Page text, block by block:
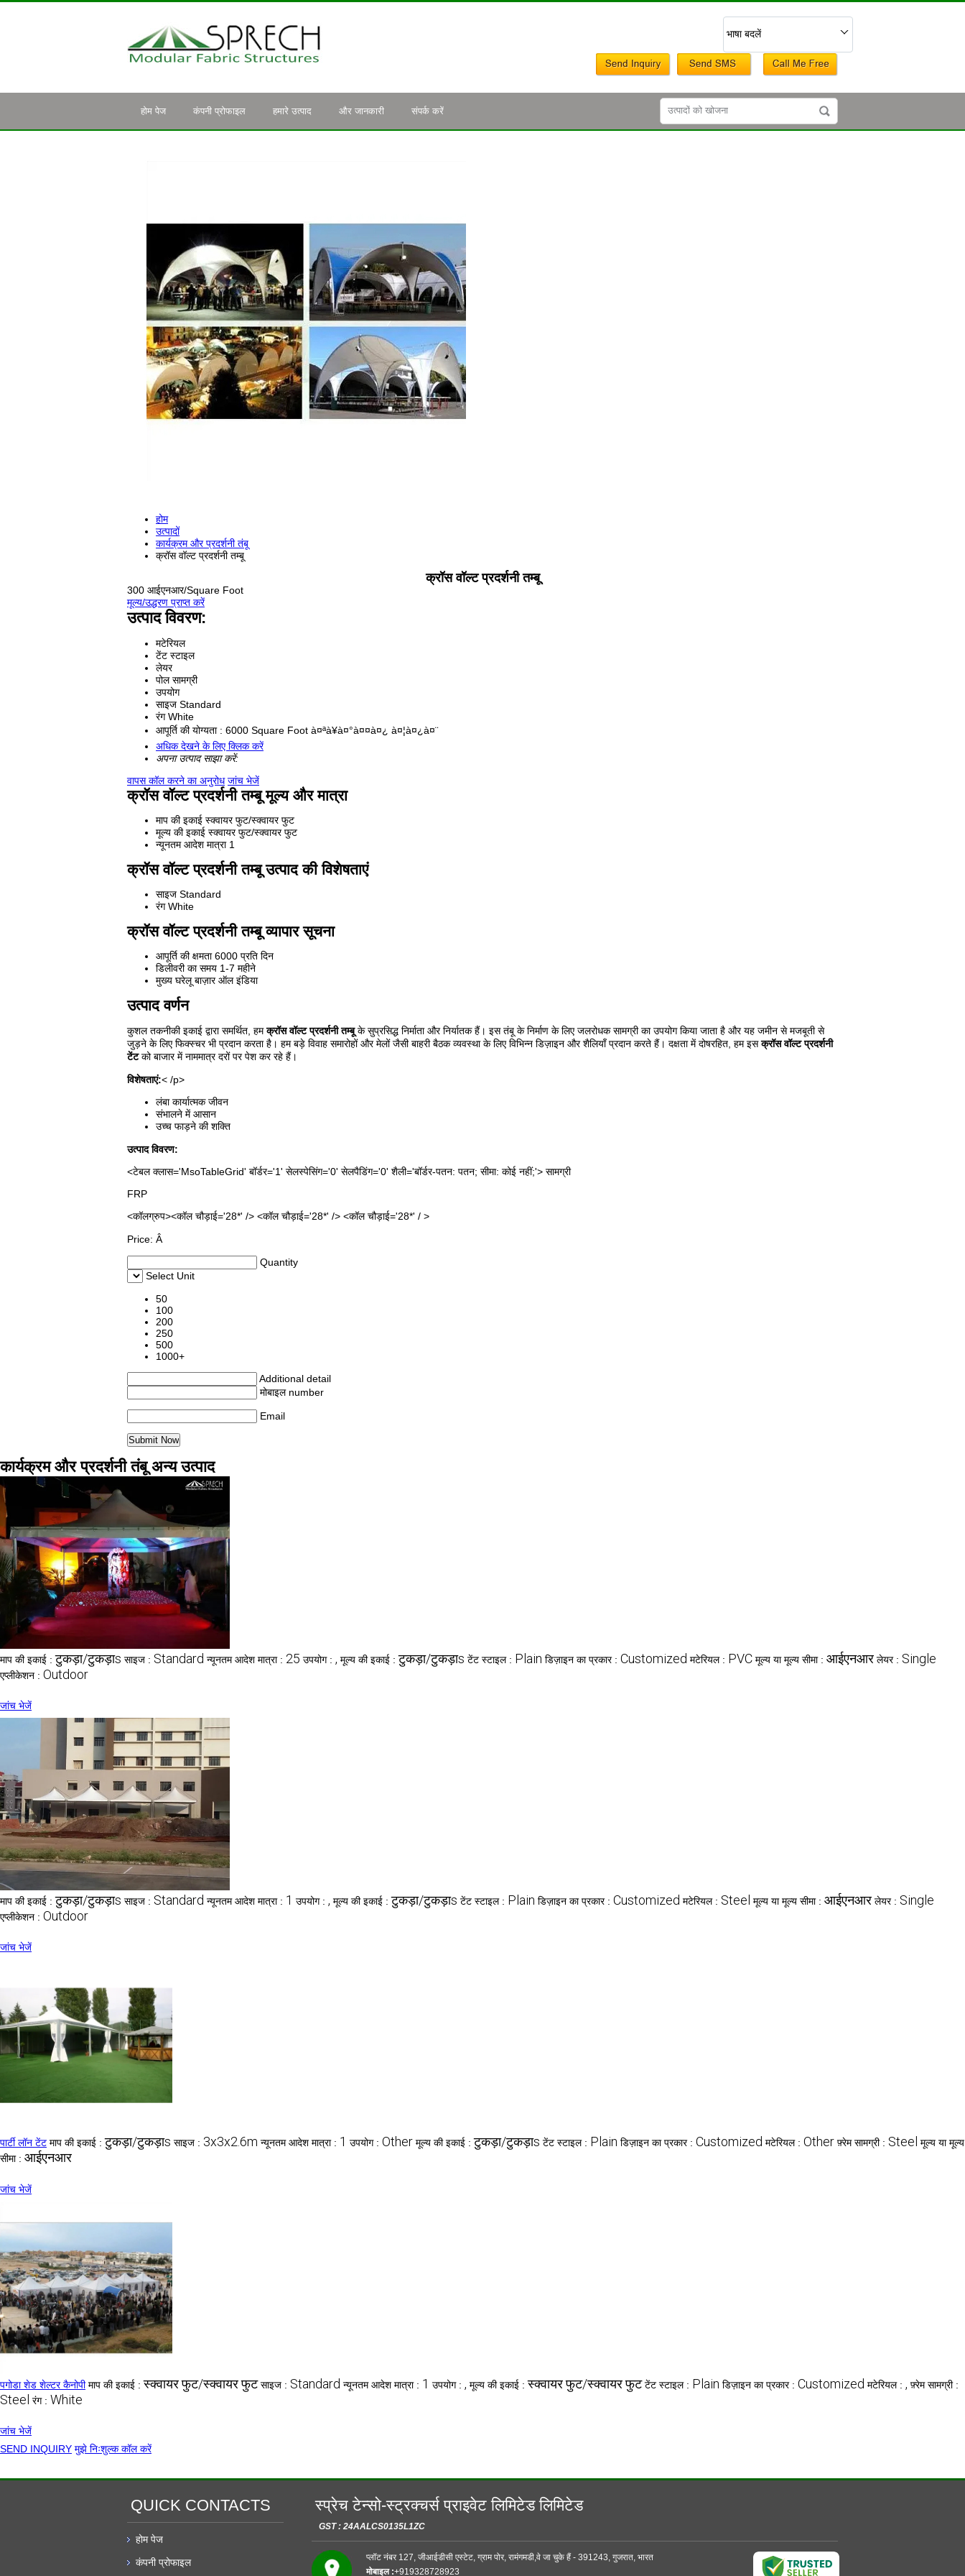
भाषा बदलें
होम पेज कंपनी प्रोफाइल हमारे उत्पाद और जानकारी संपर्क करें
होम
उत्पादों
कार्यक्रम और प्रदर्शनी तंबू
क्रॉस वॉल्ट प्रदर्शनी तम्बू
क्रॉस वॉल्ट प्रदर्शनी तम्बू
300 आईएनआर/Square Foot
मूल्य/उद्धरण प्राप्त करें
उत्पाद विवरण:
मटेरियल
टेंट स्टाइल
लेयर
पोल सामग्री
उपयोग
साइज Standard
रंग White
आपूर्ति की योग्यता : 6000 Square Foot à¤ªà¥à¤°à¤¤à¤¿ à¤¦à¤¿à¤¨
अधिक देखने के लिए क्लिक करें
अपना उत्पाद साझा करें:
वापस कॉल करने का अनुरोध जांच भेजें
क्रॉस वॉल्ट प्रदर्शनी तम्बू मूल्य और मात्रा
माप की इकाई स्क्वायर फुट/स्क्वायर फुट
मूल्य की इकाई स्क्वायर फुट/स्क्वायर फुट
न्यूनतम आदेश मात्रा 1
क्रॉस वॉल्ट प्रदर्शनी तम्बू उत्पाद की विशेषताएं
साइज Standard
रंग White
क्रॉस वॉल्ट प्रदर्शनी तम्बू व्यापार सूचना
आपूर्ति की क्षमता 6000 प्रति दिन
डिलीवरी का समय 1-7 महीने
मुख्य घरेलू बाज़ार ऑल इंडिया
उत्पाद वर्णन
कुशल तकनीकी इकाई द्वारा समर्थित, हमक्रॉस वॉल्ट प्रदर्शनी तम्बूके सुप्रसिद्ध निर्माता और निर्यातक हैं। इस तंबू के निर्माण के लिए जलरोधक सामग्री का उपयोग किया जाता है और यह जमीन से मजबूती से
जुड़ने के लिए फिक्स्चर भी प्रदान करता है। हम बड़े विवाह समारोहों और मेलों जैसी बाहरी बैठक व्यवस्था के लिए विभिन्न डिज़ाइन और शैलियाँ प्रदान करते हैं। दक्षता में दोषरहित, हम इसक्रॉस वॉल्ट प्रदर्शनी
टेंटको बाजार में नाममात्र दरों पर पेश कर रहे हैं।
विशेषताएं:< /p>
लंबा कार्यात्मक जीवन
संभालने में आसान
उच्च फाड़ने की शक्ति
उत्पाद विवरण:
<टेबल क्लास='MsoTableGrid' बॉर्डर='1' सेलस्पेसिंग='0' सेलपैडिंग='0' शैली='बॉर्डर-पतन: पतन; सीमा: कोई नहीं;'> सामग्री
FRP
<कॉलग्रुप><कॉल चौड़ाई='28*' /> <कॉल चौड़ाई='28*' /> <कॉल चौड़ाई='28*' / >
Price: Â
Quantity
Select Unit
50
100
200
250
500
1000+
Additional detail
मोबाइल number
Email
कार्यक्रम और प्रदर्शनी तंबू अन्य उत्पाद
माप की इकाई :टुकड़ा/टुकड़ाs साइज : Standard न्यूनतम आदेश मात्रा : 25 उपयोग : , मूल्य की इकाई :टुकड़ा/टुकड़ाs टेंट स्टाइल : Plain डिज़ाइन का प्रकार : Customized मटेरियल : PVC मूल्य या मूल्य सीमा : आईएनआर लेयर : Single
एप्लीकेशन : Outdoor
जांच भेजें
माप की इकाई :टुकड़ा/टुकड़ाs साइज : Standard न्यूनतम आदेश मात्रा : 1 उपयोग : , मूल्य की इकाई :टुकड़ा/टुकड़ाs टेंट स्टाइल : Plain डिज़ाइन का प्रकार : Customized मटेरियल : Steel मूल्य या मूल्य सीमा : आईएनआर लेयर : Single
एप्लीकेशन : Outdoor
जांच भेजें
पार्टी लॉन टेंट माप की इकाई :टुकड़ा/टुकड़ाs साइज : 3x3x2.6m न्यूनतम आदेश मात्रा : 1 उपयोग : Other मूल्य की इकाई :टुकड़ा/टुकड़ाs टेंट स्टाइल : Plain डिज़ाइन का प्रकार : Customized मटेरियल : Other फ़्रेम सामग्री : Steel मूल्य या मूल्य
सीमा : आईएनआर
जांच भेजें
पगोडा शेड शेल्टर कैनोपी माप की इकाई :स्क्वायर फुट/स्क्वायर फुट साइज : Standard न्यूनतम आदेश मात्रा : 1 उपयोग : , मूल्य की इकाई :स्क्वायर फुट/स्क्वायर फुट टेंट स्टाइल : Plain डिज़ाइन का प्रकार : Customized मटेरियल : , फ़्रेम सामग्री :
Steel रंग : White
जांच भेजें
SEND INQUIRY मुझे निःशुल्क कॉल करें
QUICK CONTACTS
होम पेज
कंपनी प्रोफाइल
स्प्रेच टेन्सो-स्ट्रक्चर्स प्राइवेट लिमिटेड लिमिटेड
GST : 24AALCS0135L1ZC
प्लॉट नंबर 127, जीआईडीसी एस्टेट, ग्राम पोर, रामंगमडी,वे जा चुके हैं - 391243, गुजरात, भारत
मोबाइल :+919328728923